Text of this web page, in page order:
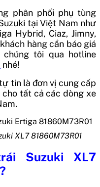
phân phối phụ tùng
tại Việt Nam như
Hybrid, Ciaz, Jimny,
hàng cần báo giá
tôi qua hotline
nhé!
tin là đơn vị cung cấp
tất cả các dòng xe
XL7 81860M73R01
Suzuki XL7